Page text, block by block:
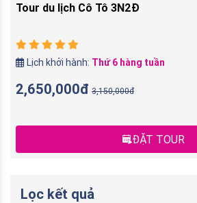
Lọc kết quả
Tour du lịch Cô Tô 3N2Đ
Lịch khởi hành: Thứ 6 hàng tuần
2,650,000đ 3,150,000đ
ĐẶT TOUR